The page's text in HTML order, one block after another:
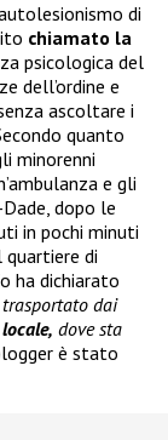
di
chiamato la
psicologica del
dell’ordine e
ascoltare i
quanto
minorenni
e gli
dopo le
in pochi minuti
di
ha dichiarato
dai
dove sta
è stato